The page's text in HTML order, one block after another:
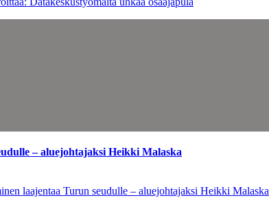
– aluejohtajaksi Heikki Malaska
laajentaa Turun seudulle – aluejohtajaksi Heikki Malaska